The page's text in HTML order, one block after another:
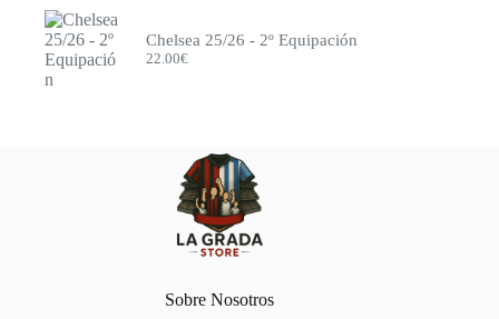
Chelsea 25/26 - 2º Equipación
22.00€
Sobre Nosotros